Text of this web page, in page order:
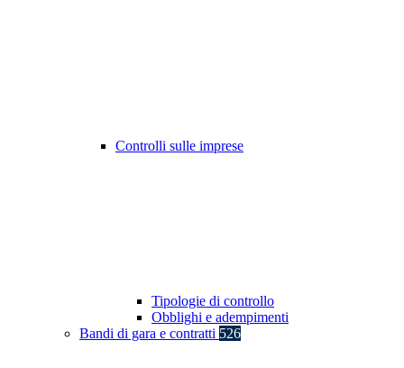
Controlli sulle imprese
Tipologie di controllo
Obblighi e adempimenti
Bandi di gara e contratti 526